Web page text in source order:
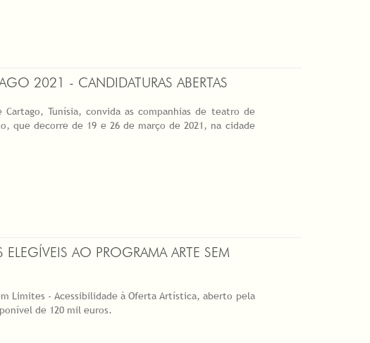
2021 - CANDIDATURAS ABERTAS
Tunísia, convida as companhias de teatro de
que decorre de 19 e 26 de março de 2021, na cidade
AO PROGRAMA ARTE SEM
Limites - Acessibilidade à Oferta Artística, aberto pela
de 120 mil euros.